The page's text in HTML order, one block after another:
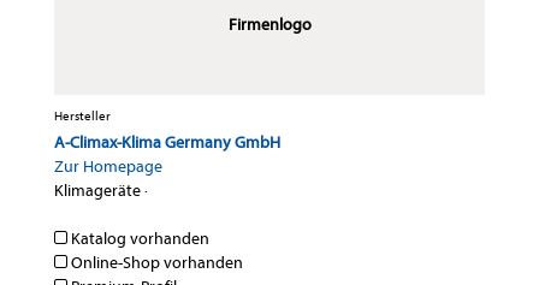
Firmenlogo
Hersteller
A-Climax-Klima Germany GmbH
Zur Homepage
Klimageräte·
Katalog vorhanden
Online-Shop vorhanden